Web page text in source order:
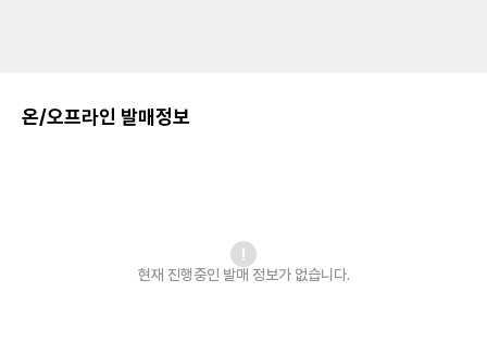
온/오프라인 발매정보
현재 진행중인 발매 정보가 없습니다.